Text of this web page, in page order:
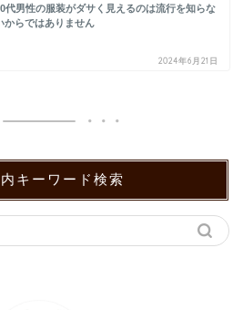
代男性の服装がダサく見えるのは流行を知らな
からではありません
2024年6月21日
キーワード検索